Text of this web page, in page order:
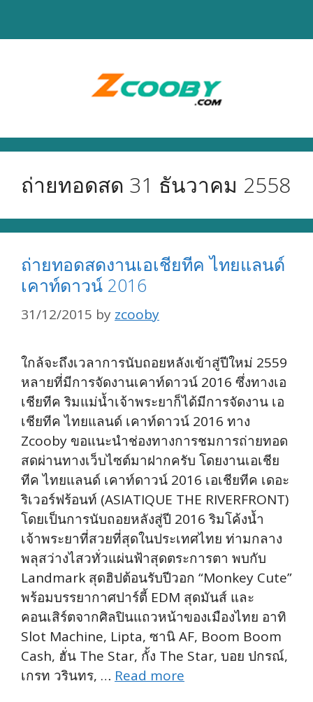
ถ่ายทอดสด 31 ธันวาคม 2558
ถ่ายทอดสดงานเอเชียทีค ไทยแลนด์
เคาท์ดาวน์ 2016
31/12/2015 by zcooby
ใกล้จะถึงเวลาการนับถอยหลังเข้าสู่ปีใหม่ 2559
หลายที่มีการจัดงานเคาท์ดาวน์ 2016 ซึ่งทางเอ
เชียทีค ริมแม่น้ำเจ้าพระยาก็ได้มีการจัดงาน เอ
เชียทีค ไทยแลนด์ เคาท์ดาวน์ 2016 ทาง
Zcooby ขอแนะนำช่องทางการชมการถ่ายทอด
สดผ่านทางเว็บไซต์มาฝากครับ โดยงานเอเชีย
ทีค ไทยแลนด์ เคาท์ดาวน์ 2016 เอเชียทีค เดอะ
ริเวอร์ฟร้อนท์ (ASIATIQUE THE RIVERFRONT)
โดยเป็นการนับถอยหลังสู่ปี 2016 ริมโค้งน้ำ
เจ้าพระยาที่สวยที่สุดในประเทศไทย ท่ามกลาง
พลุสว่างไสวทั่วแผ่นฟ้าสุดตระการตา พบกับ
Landmark สุดฮิปต้อนรับปีวอก “Monkey Cute”
พร้อมบรรยากาศปาร์ตี้ EDM สุดมันส์ และ
คอนเสิร์ตจากศิลปินแถวหน้าของเมืองไทย อาทิ
Slot Machine, Lipta, ซานิ AF, Boom Boom
Cash, ฮั่น The Star, กั้ง The Star, บอย ปกรณ์,
เกรท วรินทร, … Read more